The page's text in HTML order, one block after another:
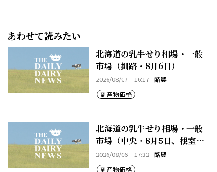
あわせて読みたい
北海道の乳牛せり相場・一般
市場（釧路・8月6日）
2026/08/07 16:17 酪農
副産物価格
北海道の乳牛せり相場・一般
市場（中央・8月5日、根室・8
月5日）
2026/08/06 17:32 酪農
副産物価格